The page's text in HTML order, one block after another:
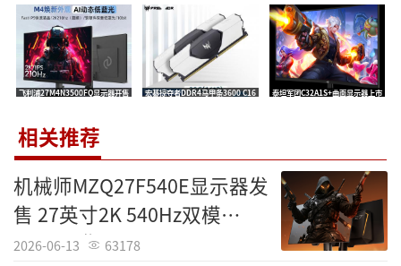
表现出色。X14 Plus可选2.8K（2880×1800）
120Hz高刷护眼屏，屏占比高达92%；X16 Plu
s则提供2.5K（2560×1600）120Hz高刷屏，
屏占比93%。两款屏幕均覆盖100% sRGB色
域，峰值亮度430nit，并通过德国莱茵TÜV无
频闪认证和硬件低蓝光认证，搭配AI离焦护眼
技术，有效缓解长时间使用的视觉疲劳。配合8
0Wh大容量电池，在荣耀办公模型场景下，本
地视频播放最长可达14小时，满足全天候移动
飞利浦27M4N3500FQ显示器开售
宏碁掠夺者DDR4马甲条3600 C16
泰坦军团C32A1S+曲面显示器上市
相关推荐
机械师MZQ27F540E显示器发
售 27英寸2K 540Hz双模
WOLED售4799元
2026-06-13 63178